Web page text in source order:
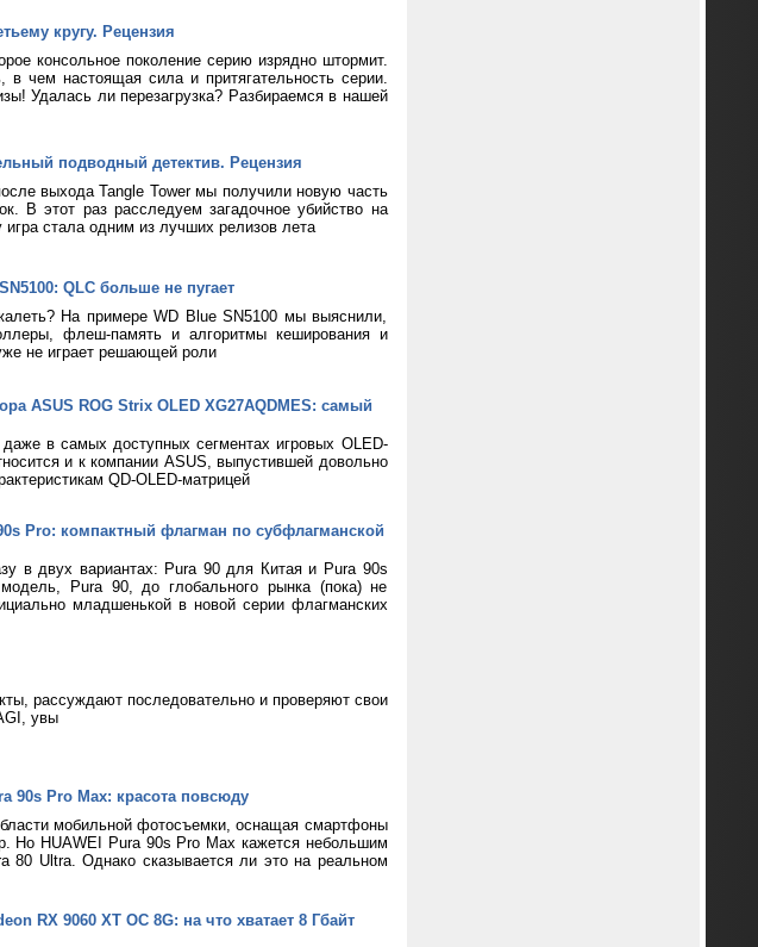
кругу. Рецензия
консольное поколение серию изрядно штормит.
чем настоящая сила и притягательность серии.
Удалась ли перезагрузка? Разбираемся в нашей
подводный детектив. Рецензия
выхода Tangle Tower мы получили новую часть
В этот раз расследуем загадочное убийство на
стала одним из лучших релизов лета
QLC больше не пугает
На примере WD Blue SN5100 мы выяснили,
флеш-память и алгоритмы кеширования и
не играет решающей роли
ASUS ROG Strix OLED XG27AQDMES: самый
в самых доступных сегментах игровых OLED-
и к компании ASUS, выпустившей довольно
QD-OLED-матрицей
Pro: компактный флагман по субфлагманской
в двух вариантах: Pura 90 для Китая и Pura 90s
Pura 90, до глобального рынка (пока) не
младшенькой в новой серии флагманских
рассуждают последовательно и проверяют свои
увы
90s Pro Max: красота повсюду
мобильной фотосъемки, оснащая смартфоны
Но HUAWEI Pura 90s Pro Max кажется небольшим
80 Ultra. Однако сказывается ли это на реальном
RX 9060 XT OC 8G: на что хватает 8 Гбайт